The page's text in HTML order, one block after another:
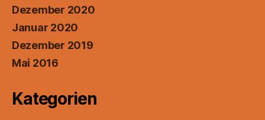
Dezember 2020
Januar 2020
Dezember 2019
Mai 2016
Kategorien